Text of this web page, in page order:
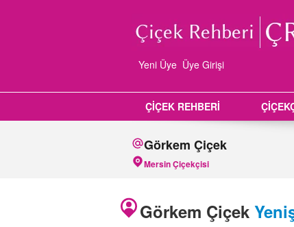
Yeni Üye Üye Girişi
ÇİÇEK REHBERİ
Görkem Çiçek
Mersin Çiçekçisi
Görkem Çiçek